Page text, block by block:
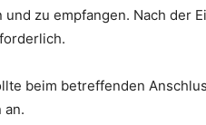
und zu empfangen. Nach der
beim betreffenden
an.